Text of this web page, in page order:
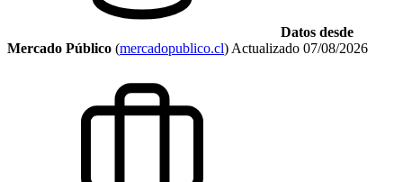
Datos desde
Mercado Público (mercadopublico.cl) Actualizado 07/08/2026